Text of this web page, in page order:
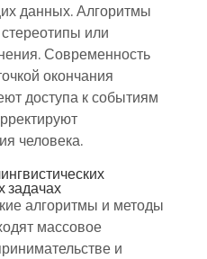
данных. Алгоритмы
или
Современность
окончания
доступа к событиям
человека.
задачах
алгоритмы и методы
массовое
и